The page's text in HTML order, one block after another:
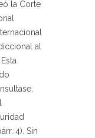
la Corte
al
4). Sin